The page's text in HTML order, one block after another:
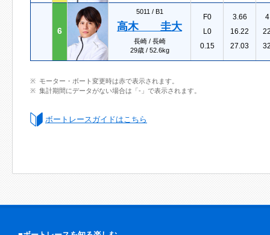
6
5011 / B1
高木 圭大
長崎 / 長崎
29歳 / 52.6kg
F0
L0
0.15
3.66
16.22
27.03
モーター・ボート変更時は赤で表示されます。
集計期間にデータがない場合は「-」で表示されます。
ボートレースガイドはこちら